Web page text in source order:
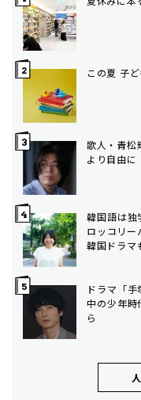
この夏 子
歌人・青松
より自由に
韓国語は
ロッコリ
韓国ドラマ
ドラマ「
中の少年時
ら